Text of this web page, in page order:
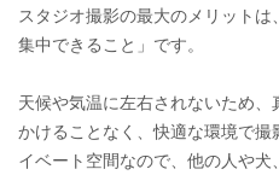
スタジオ撮影の最大のメリット
集中できること」です。
天候や気温に左右されないため
かけることなく、快適な環境で
イベート空間なので、他の人や